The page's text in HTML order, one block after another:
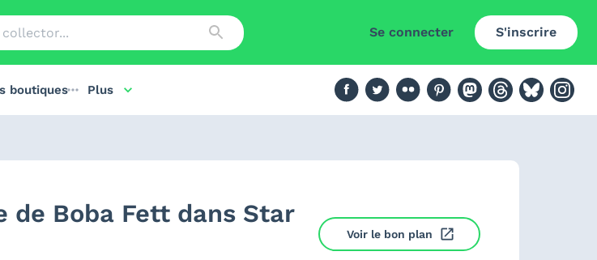
Se connecter S'inscrire
boutiques Plus
de Boba Fett dans Star
Voir le bon plan